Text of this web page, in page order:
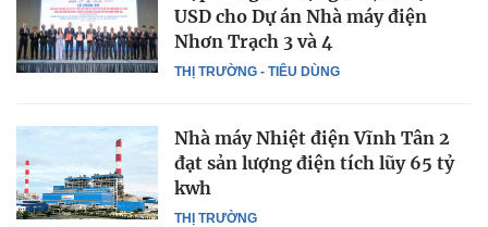
THỊ TRƯỜNG - TIÊU DÙNG
USD cho Dự án Nhà máy điện
Nhơn Trạch 3 và 4
THỊ TRƯỜNG
Nhà máy Nhiệt điện Vĩnh Tân 2
đạt sản lượng điện tích lũy 65 tỷ
kwh